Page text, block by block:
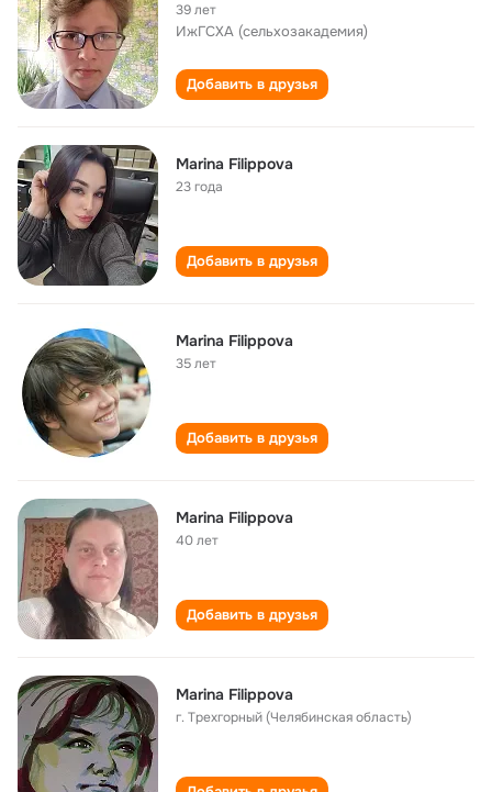
39 лет
ИжГСХА (сельхозакадемия)
Добавить в друзья
Marina Filippova
23 года
Добавить в друзья
Marina Filippova
35 лет
Добавить в друзья
Marina Filippova
40 лет
Добавить в друзья
Marina Filippova
г. Трехгорный (Челябинская область)